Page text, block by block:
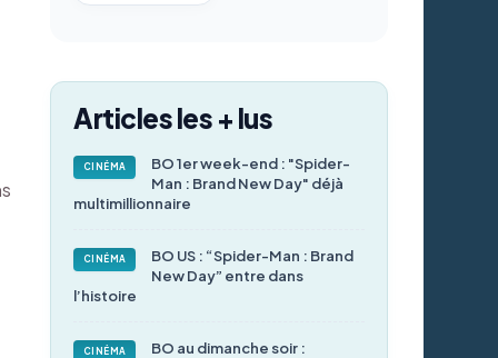
Articles les + lus
CINÉMA
BO 1er week-end : "Spider-
Man : Brand New Day" déjà
multimillionnaire
CINÉMA
BO US : “Spider-Man : Brand
New Day” entre dans
l’histoire
CINÉMA
BO au dimanche soir :